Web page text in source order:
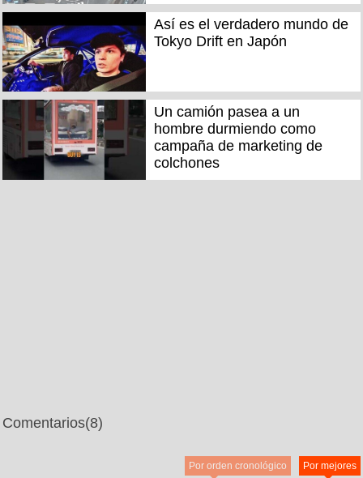
Así es el verdadero mundo de
Tokyo Drift en Japón
Un camión pasea a un
hombre durmiendo como
campaña de marketing de
colchones
Comentarios(8)
Por mejores
Por orden cronológico